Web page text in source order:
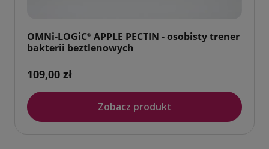
OMNi-LOGiC® APPLE PECTIN - osobisty trener
bakterii beztlenowych
109,00 zł
Zobacz produkt